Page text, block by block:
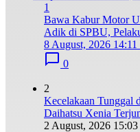
1
Bawa Kabur Motor
Adik di SPBU,
8 August, 2026
0
2
Kecelakaan Tunggal
Daihatsu Xenia
2 August, 2026